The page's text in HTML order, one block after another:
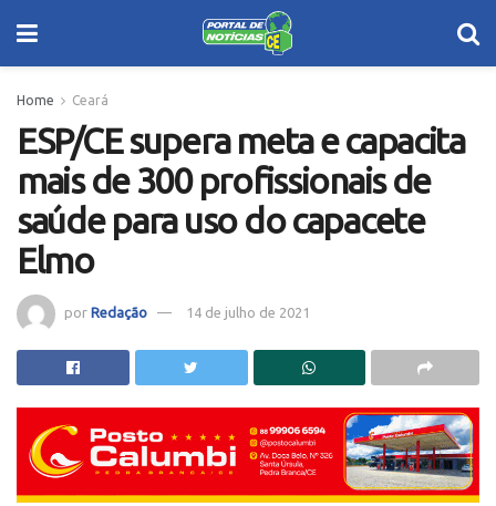
Home Ceará
ESP/CE supera meta e capacita
mais de 300 profissionais de
saúde para uso do capacete
Elmo
por Redação 14 de julho de 2021